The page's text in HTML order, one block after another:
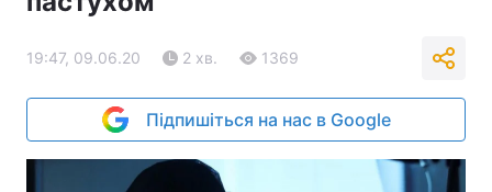
19:47, 09.06.20 2 хв. 1369
Підпишіться на нас в Google